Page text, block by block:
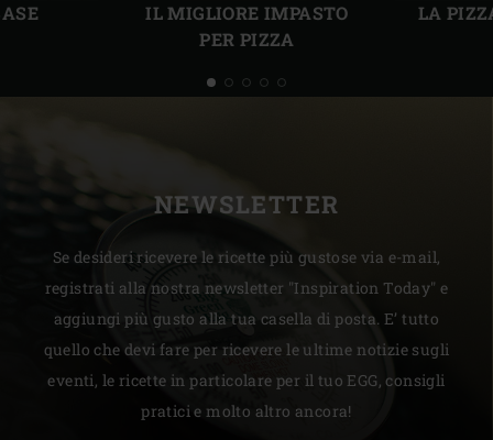
IL MIGLIORE IMPASTO
PER PIZZA
LA
NEWSLETTER
Se desideri ricevere le ricette più gustose via e-mail,
registrati alla nostra newsletter "Inspiration Today" e
aggiungi più gusto alla tua casella di posta. E’ tutto
quello che devi fare per ricevere le ultime notizie sugli
eventi, le ricette in particolare per il tuo EGG, consigli
pratici e molto altro ancora!